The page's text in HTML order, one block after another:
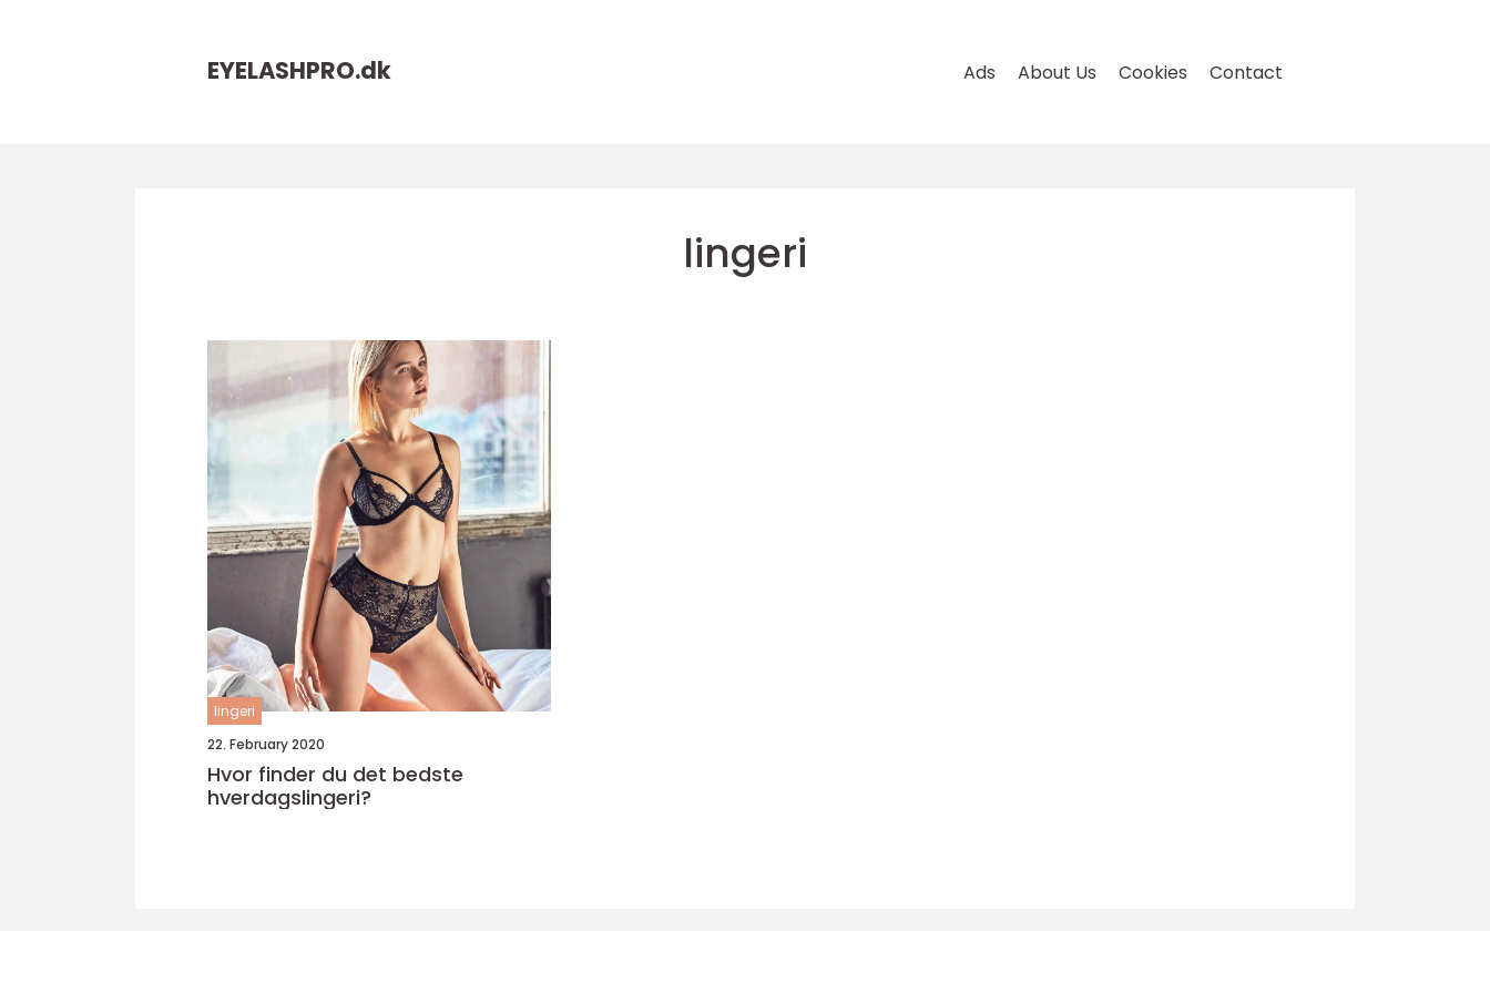
EYELASHPRO.dk Ads About Us Cookies Contact
lingeri
lingeri
22. February 2020
Hvor finder du det bedste
hverdagslingeri?